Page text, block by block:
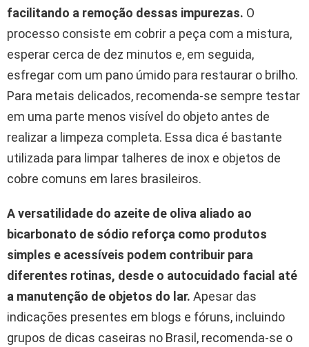
facilitando a remoção dessas impurezas. O
processo consiste em cobrir a peça com a mistura,
esperar cerca de dez minutos e, em seguida,
esfregar com um pano úmido para restaurar o brilho.
Para metais delicados, recomenda-se sempre testar
em uma parte menos visível do objeto antes de
realizar a limpeza completa. Essa dica é bastante
utilizada para limpar talheres de inox e objetos de
cobre comuns em lares brasileiros.
A versatilidade do azeite de oliva aliado ao
bicarbonato de sódio reforça como produtos
simples e acessíveis podem contribuir para
diferentes rotinas, desde o autocuidado facial até
a manutenção de objetos do lar. Apesar das
indicações presentes em blogs e fóruns, incluindo
grupos de dicas caseiras no Brasil, recomenda-se o